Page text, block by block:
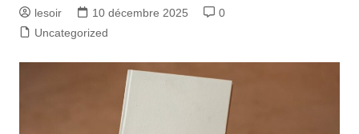
lesoir 10 décembre 2025
0
Uncategorized